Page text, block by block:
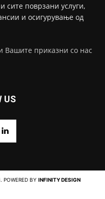
сите поврзани услуги,
и осигурување од
Вашите приказни со нас
US
BY INFINITY DESIGN